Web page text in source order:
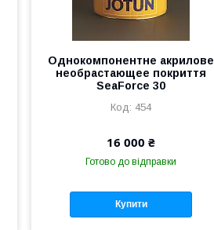
Однокомпонентне акрилове
необрастающее покриття
SeaForce 30
454
16 000 ₴
Готово до відправки
Купити